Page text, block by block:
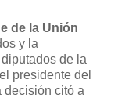
de la Unión
y la
de la
presidente del
decisión citó a